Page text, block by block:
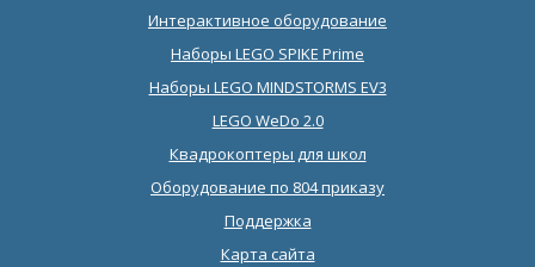
Интерактивное оборудование
Наборы LEGO SPIKE Prime
Наборы LEGO MINDSTORMS EV3
LEGO WeDo 2.0
Квадрокоптеры для школ
Оборудование по 804 приказу
Поддержка
Карта сайта